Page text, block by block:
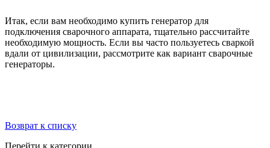
Итак, если вам необходимо купить генератор для
подключения сварочного аппарата, тщательно рассчитайте
необходимую мощность. Если вы часто пользуетесь сваркой
вдали от цивилизации, рассмотрите как вариант сварочные
генераторы.
Возврат к списку
Перейти к категории